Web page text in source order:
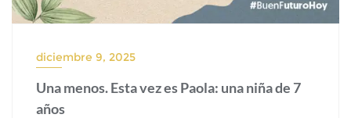
diciembre 9, 2025
Una menos. Esta vez es Paola: una niña de 7
años